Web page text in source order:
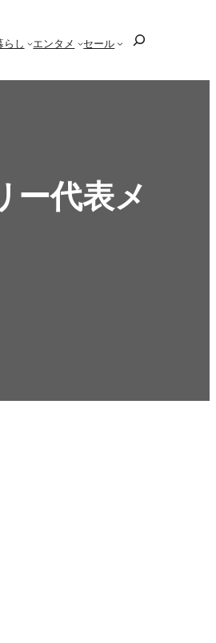
らし エンタメ セール
ー代表メ